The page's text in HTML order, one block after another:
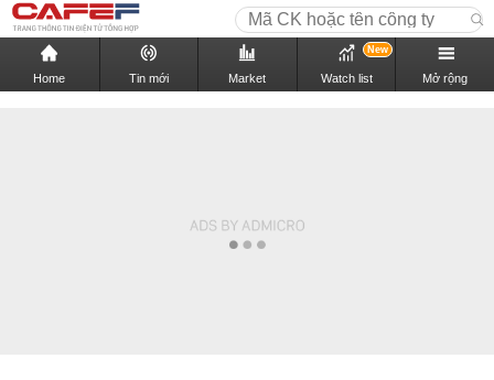
Home Tin mới Market Watch list
New
Mở rộng